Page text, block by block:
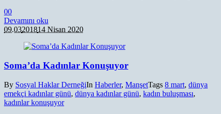
00
Devamını oku
09.03201814 Nisan 2020
Soma’da Kadınlar Konuşuyor
By Sosyal Haklar DerneğiIn Haberler, ManşetTags 8 mart, dünya
emekçi kadınlar günü, dünya kadınlar günü, kadın buluşması,
kadınlar konuşuyor